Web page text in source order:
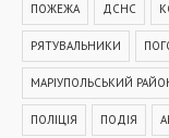
ПОЖЕЖА ДСНС
РЯТУВАЛЬНИКИ
МАРІУПОЛЬСЬКИЙ
ПОЛІЦІЯ ПОДІЯ